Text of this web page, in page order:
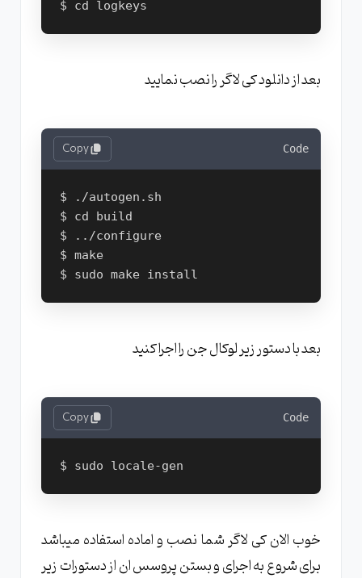
بعد از دانلود کی لاگر را نصب نمایید
Code
Copy
$ ./autogen.sh
$ cd build
$ ../configure
$ make
بعد با دستور زیر لوکال جن را اجرا کنید
Code
Copy
خوب الان کی لاگر شما نصب و اماده استفاده میباشد
برای شروع به اجرای و بستن پروسس ان از دستورات زیر